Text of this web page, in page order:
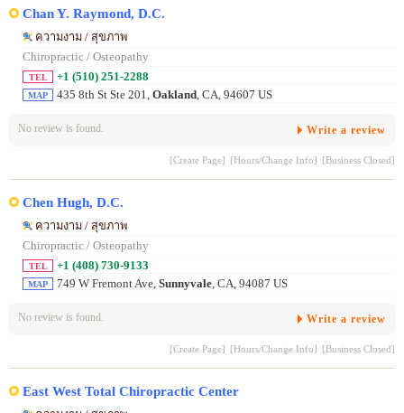
Chan Y. Raymond, D.C.
ความงาม / สุขภาพ
Chiropractic / Osteopathy
TEL +1 (510) 251-2288
MAP 435 8th St Ste 201, Oakland , CA, 94607 US
No review is found. Write a review
[Create Page] [Hours/Change Info] [Business Closed]
Chen Hugh, D.C.
ความงาม / สุขภาพ
Chiropractic / Osteopathy
TEL +1 (408) 730-9133
MAP 749 W Fremont Ave, Sunnyvale , CA, 94087 US
No review is found. Write a review
[Create Page] [Hours/Change Info] [Business Closed]
East West Total Chiropractic Center